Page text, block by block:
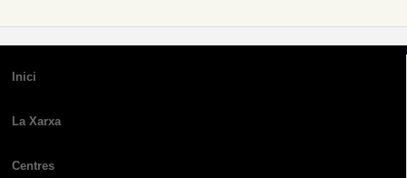
Inici
La Xarxa
Centres